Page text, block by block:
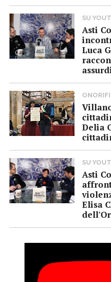
SU
Asti
Luca
Delia
SU
Asti
Elisa